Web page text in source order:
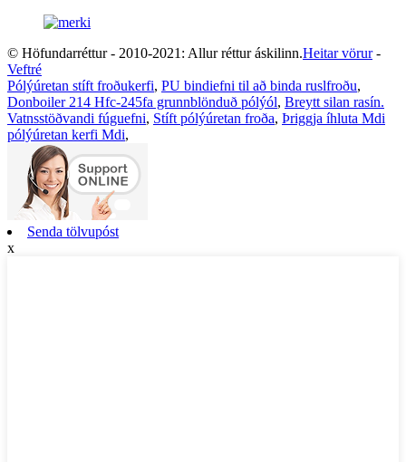
© Höfundarréttur - 2010-2021: Allur réttur áskilinn.Heitar vörur-
Veftré
Pólýúretan stíft froðukerfi, PU bindiefni til að binda ruslfroðu,
Donboiler 214 Hfc-245fa grunnblönduð pólýól, Breytt silan rasín.
Vatnsstöðvandi fúguefni, Stíft pólýúretan froða, Þriggja íhluta Mdi
pólýúretan kerfi Mdi,
Senda tölvupóst
x